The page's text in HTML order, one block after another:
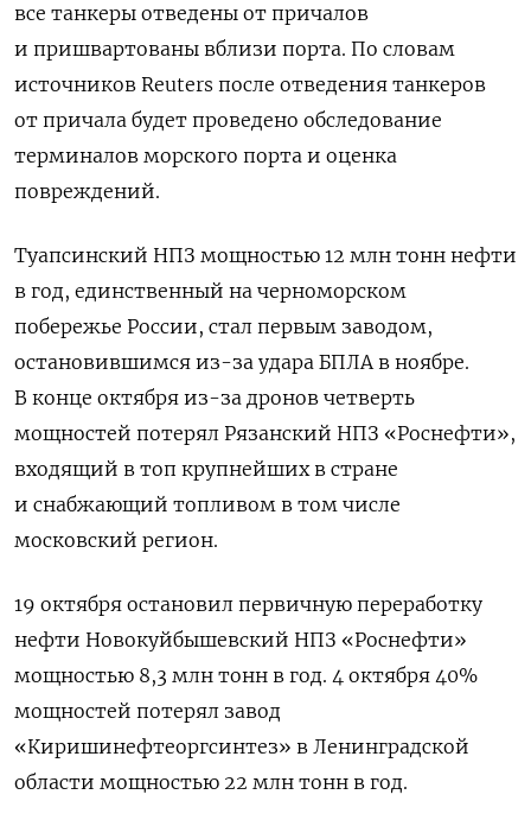
все танкеры отведены от причалов
и пришвартованы вблизи порта. По словам
источников Reuters после отведения танкеров
от причала будет проведено обследование
терминалов морского порта и оценка
повреждений.
Туапсинский НПЗ мощностью 12 млн тонн нефти
в год, единственный на черноморском
побережье России, стал первым заводом,
остановившимся из-за удара БПЛА в ноябре.
В конце октября из-за дронов четверть
мощностей потерял Рязанский НПЗ «Роснефти»,
входящий в топ крупнейших в стране
и снабжающий топливом в том числе
московский регион.
19 октября остановил первичную переработку
нефти Новокуйбышевский НПЗ «Роснефти»
мощностью 8,3 млн тонн в год. 4 октября 40%
мощностей потерял завод
«Киришинефтеоргсинтез» в Ленинградской
области мощностью 22 млн тонн в год.